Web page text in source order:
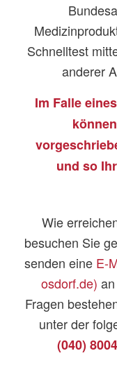
Schnelltest
anderer
Im Falle
und so
Wie
besuchen Sie
senden eine E-
osdorf.de)
Fragen
unter der
(040)